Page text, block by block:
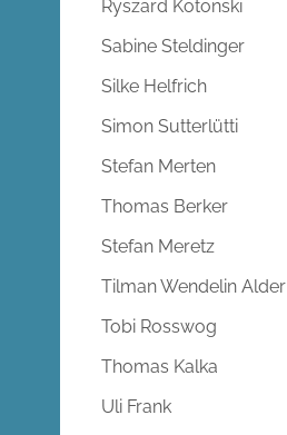
Ryszard Kotonski
Sabine Steldinger
Silke Helfrich
Simon Sutterlütti
Stefan Merten
Thomas Berker
Stefan Meretz
Tilman Wendelin Alder
Tobi Rosswog
Thomas Kalka
Uli Frank